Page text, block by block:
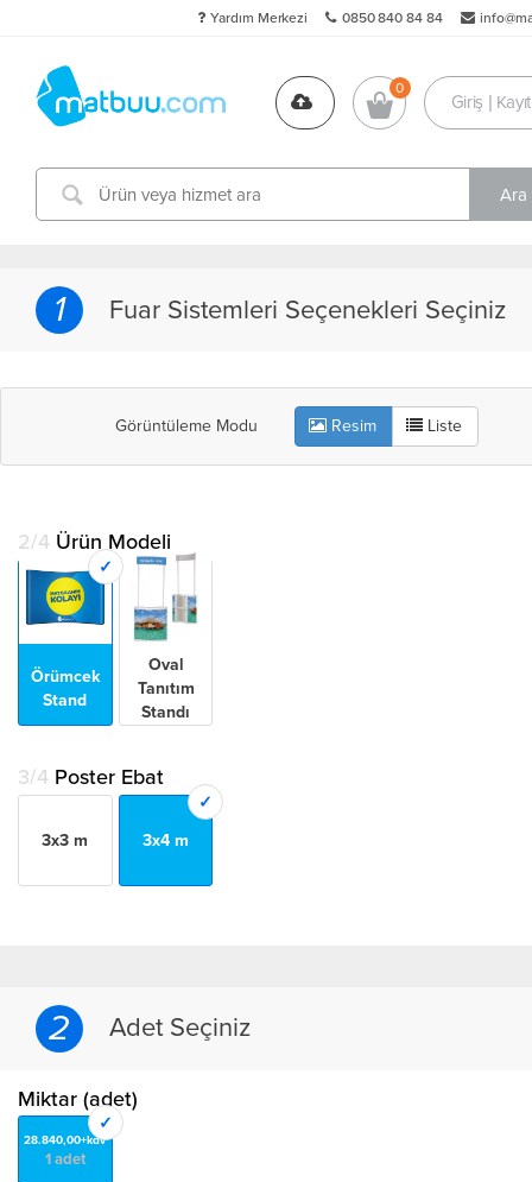
0850 840 84 84
Yardım Merkezi
Giriş | Kayıt
1 Fuar Sistemleri Seçenekleri Seçiniz
Görüntüleme Modu Resim Liste
2/4 Ürün Modeli
Örümcek
Stand
Oval
Tanıtım
Standı
3/4 Poster Ebat
3x3 m 3x4 m
2 Adet Seçiniz
Miktar (adet)
28.840,00+kdv
1 adet